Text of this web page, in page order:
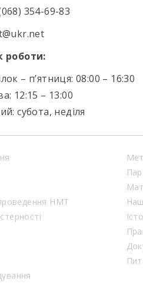
354-69-83
роботи:
– п’ятниця: 08:00 – 16:30
12:15 – 13:00
субота, неділя
НМТ